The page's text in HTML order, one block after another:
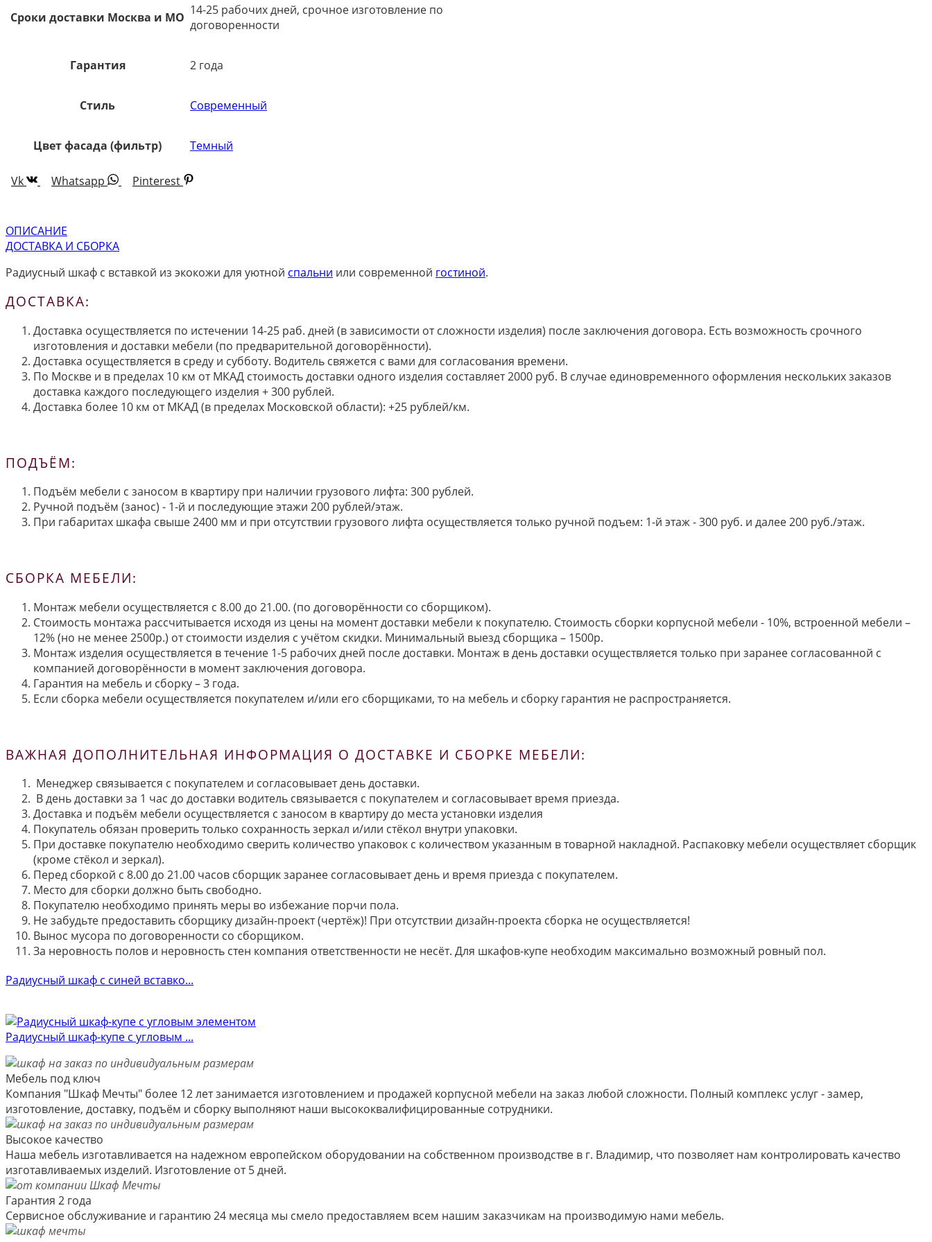
Сроки доставки Москва и МО 14-25 рабочих дней, срочное изготовление по
договоренности
Гарантия 2 года
Стиль Современный
Цвет фасада (фильтр) Темный
Vk Whatsapp Pinterest
ОПИСАНИЕ
ДОСТАВКА И СБОРКА
Радиусный шкаф с вставкой из экокожи для уютной спальни или современной гостиной.
ДОСТАВКА:
Доставка осуществляется по истечении 14-25 раб. дней (в зависимости от сложности изделия) после заключения договора. Есть возможность срочного
изготовления и доставки мебели (по предварительной договорённости).
Доставка осуществляется в среду и субботу. Водитель свяжется с вами для согласования времени.
По Москве и в пределах 10 км от МКАД стоимость доставки одного изделия составляет 2000 руб. В случае единовременного оформления нескольких заказов
доставка каждого последующего изделия + 300 рублей.
Доставка более 10 км от МКАД (в пределах Московской области): +25 рублей/км.
ПОДЪЁМ:
Подъём мебели с заносом в квартиру при наличии грузового лифта: 300 рублей.
Ручной подъём (занос) - 1-й и последующие этажи 200 рублей/этаж.
При габаритах шкафа свыше 2400 мм и при отсутствии грузового лифта осуществляется только ручной подъем: 1-й этаж - 300 руб. и далее 200 руб./этаж.
СБОРКА МЕБЕЛИ:
Монтаж мебели осуществляется с 8.00 до 21.00. (по договорённости со сборщиком).
Стоимость монтажа рассчитывается исходя из цены на момент доставки мебели к покупателю. Стоимость сборки корпусной мебели - 10%, встроенной мебели –
12% (но не менее 2500р.) от стоимости изделия с учётом скидки. Минимальный выезд сборщика – 1500р.
Монтаж изделия осуществляется в течение 1-5 рабочих дней после доставки. Монтаж в день доставки осуществляется только при заранее согласованной с
компанией договорённости в момент заключения договора.
Гарантия на мебель и сборку – 3 года.
Если сборка мебели осуществляется покупателем и/или его сборщиками, то на мебель и сборку гарантия не распространяется.
ВАЖНАЯ ДОПОЛНИТЕЛЬНАЯ ИНФОРМАЦИЯ О ДОСТАВКЕ И СБОРКЕ МЕБЕЛИ:
Менеджер связывается с покупателем и согласовывает день доставки.
В день доставки за 1 час до доставки водитель связывается с покупателем и согласовывает время приезда.
Доставка и подъём мебели осуществляется с заносом в квартиру до места установки изделия
Покупатель обязан проверить только сохранность зеркал и/или стёкол внутри упаковки.
При доставке покупателю необходимо сверить количество упаковок с количеством указанным в товарной накладной. Распаковку мебели осуществляет сборщик
(кроме стёкол и зеркал).
Перед сборкой с 8.00 до 21.00 часов сборщик заранее согласовывает день и время приезда с покупателем.
Место для сборки должно быть свободно.
Покупателю необходимо принять меры во избежание порчи пола.
Не забудьте предоставить сборщику дизайн-проект (чертёж)! При отсутствии дизайн-проекта сборка не осуществляется!
Вынос мусора по договоренности со сборщиком.
За неровность полов и неровность стен компания ответственности не несёт. Для шкафов-купе необходим максимально возможный ровный пол.
Радиусный шкаф с синей вставко...
Радиусный шкаф-купе с угловым ...
Мебель под ключ
Компания "Шкаф Мечты" более 12 лет занимается изготовлением и продажей корпусной мебели на заказ любой сложности. Полный комплекс услуг - замер,
изготовление, доставку, подъём и сборку выполняют наши высококвалифицированные сотрудники.
Высокое качество
Наша мебель изготавливается на надежном европейском оборудовании на собственном производстве в г. Владимир, что позволяет нам контролировать качество
изготавливаемых изделий. Изготовление от 5 дней.
Гарантия 2 года
Сервисное обслуживание и гарантию 24 месяца мы смело предоставляем всем нашим заказчикам на производимую нами мебель.